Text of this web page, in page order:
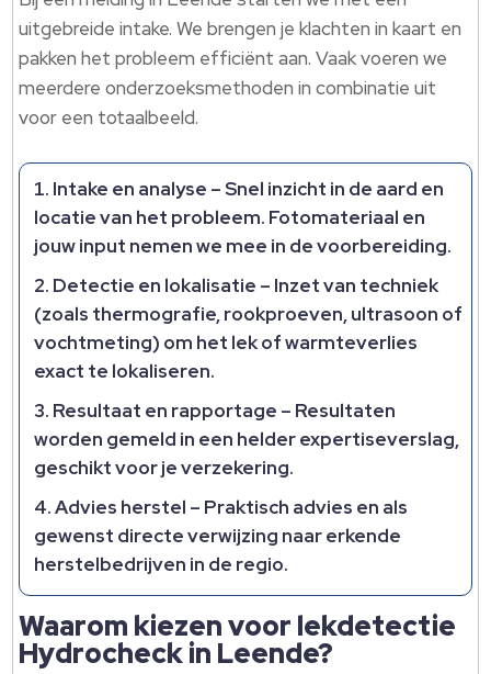
uitgebreide intake. We brengen je klachten in kaart en
pakken het probleem efficiënt aan. Vaak voeren we
meerdere onderzoeksmethoden in combinatie uit
voor een totaalbeeld.
Intake en analyse – Snel inzicht in de aard en
locatie van het probleem. Fotomateriaal en
jouw input nemen we mee in de voorbereiding.
Detectie en lokalisatie – Inzet van techniek
(zoals thermografie, rookproeven, ultrasoon of
vochtmeting) om het lek of warmteverlies
exact te lokaliseren.
Resultaat en rapportage – Resultaten
worden gemeld in een helder expertiseverslag,
geschikt voor je verzekering.
Advies herstel – Praktisch advies en als
gewenst directe verwijzing naar erkende
herstelbedrijven in de regio.
Waarom kiezen voor lekdetectie
Hydrocheck in Leende?